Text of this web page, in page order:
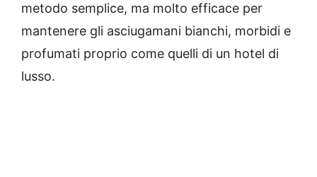
metodo semplice, ma molto efficace per
mantenere gli asciugamani bianchi, morbidi e
profumati proprio come quelli di un hotel di
lusso.